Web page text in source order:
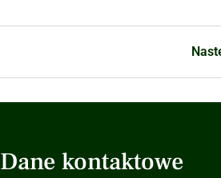
Dane kontaktowe